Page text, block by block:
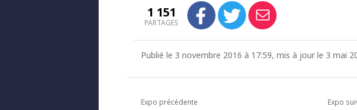
1 151
PARTAGES
Publié le 3 novembre 2016 à 17:59, mis à jour le 3 mai
Expo précédente Expo